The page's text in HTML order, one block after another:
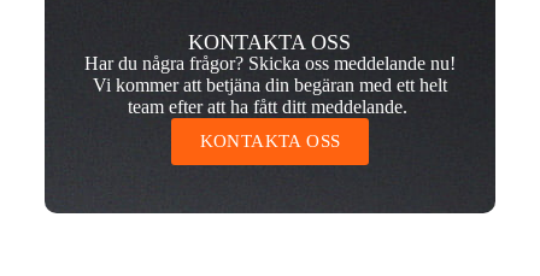
KONTAKTA OSS
Har du några frågor? Skicka oss meddelande nu!
Vi kommer att betjäna din begäran med ett helt
team efter att ha fått ditt meddelande.
KONTAKTA OSS